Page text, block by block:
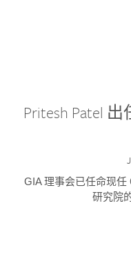
Pritesh Patel
GIA 理事会已任命现任
研究院